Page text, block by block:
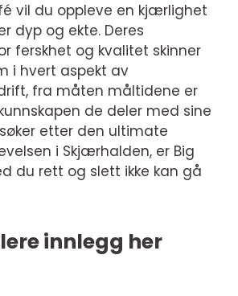
vil du oppleve en kjærlighet
dyp og ekte. Deres
ferskhet og kvalitet skinner
i hvert aspekt av
fra måten måltidene er
de deler med sine
etter den ultimate
i Skjærhalden, er Big
du rett og slett ikke kan gå
innlegg her